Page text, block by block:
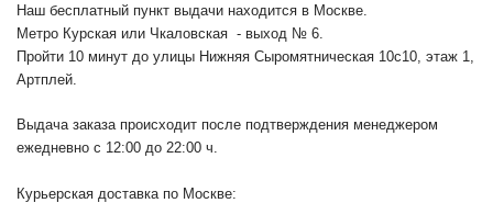
Наш бесплатный пункт выдачи находится в Москве.
Метро Курская или Чкаловская - выход № 6.
Пройти 10 минут до улицы Нижняя Сыромятническая 10с10, этаж 1,
Артплей.
Выдача заказа происходит после подтверждения менеджером
ежедневно с 12:00 до 22:00 ч.
Курьерская доставка по Москве: